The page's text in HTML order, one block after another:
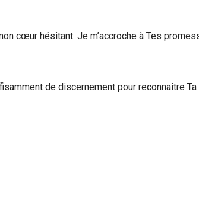
cœur hésitant. Je m’accroche à Tes
de discernement pour reconnaître